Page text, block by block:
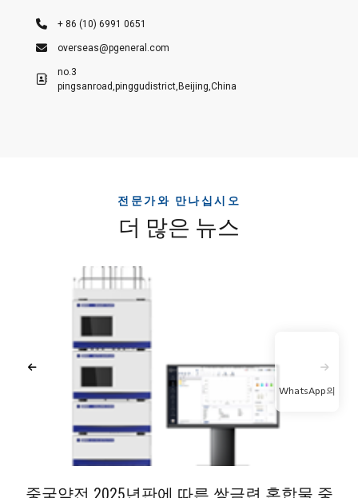
+ 86 (10) 6991 0651
overseas@pgeneral.com
no.3
pingsanroad,pinggudistrict,Beijing,China
전문가와 만나십시오
더 많은 뉴스
중국약전 2025년판에 따른 쌍금련 혼합물 중
WhatsApp의